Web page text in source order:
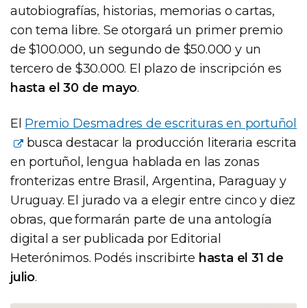
autobiografías, historias, memorias o cartas,
con tema libre. Se otorgará un primer premio
de $100.000, un segundo de $50.000 y un
tercero de $30.000. El plazo de inscripción es
hasta el 30 de mayo.
El Premio Desmadres de escrituras en portuñol
busca destacar la producción literaria escrita
en portuñol, lengua hablada en las zonas
fronterizas entre Brasil, Argentina, Paraguay y
Uruguay. El jurado va a elegir entre cinco y diez
obras, que formarán parte de una antología
digital a ser publicada por Editorial
Heterónimos. Podés inscribirte hasta el 31 de
julio.